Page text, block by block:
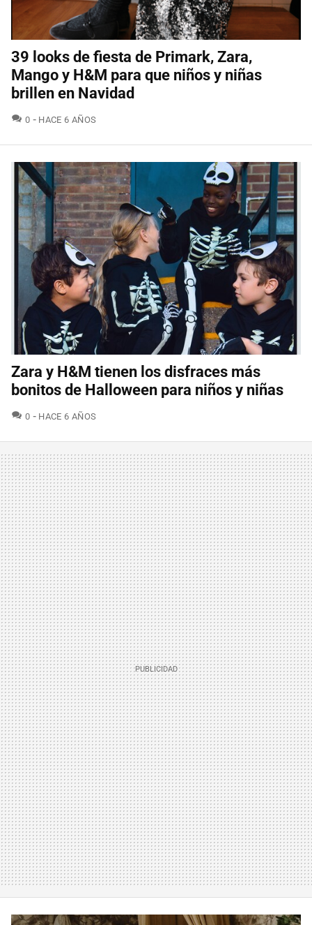
39 looks de fiesta de Primark, Zara,
Mango y H&M para que niños y niñas
brillen en Navidad
0 COMENTARIOS
HACE 6 AÑOS
Zara y H&M tienen los disfraces más
bonitos de Halloween para niños y niñas
0 COMENTARIOS
HACE 6 AÑOS